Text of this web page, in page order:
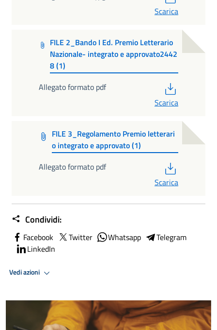
Scarica
FILE 2_Bando I Ed. Premio Letterario
Nazionale- integrato e approvato2442
8 (1)
Allegato formato pdf
Scarica
FILE 3_Regolamento Premio letterari
o integrato e approvato (1)
Allegato formato pdf
Scarica
Condividi:
Facebook Twitter Whatsapp
Telegram
LinkedIn
Vedi azioni